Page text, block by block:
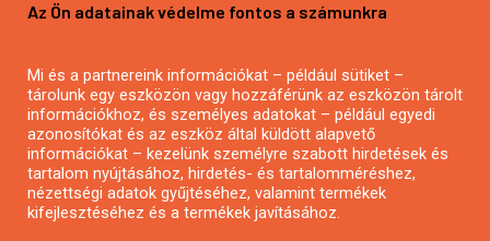
Mezőgazdasági pályázatírás
Pályázatírás civil szervezeteknek
Pályázatírás önkormányzatoknak
Pályázatfigyelés
Specifikus pályázatfigyelés vagy hírlevél
Az Ön adatainak védelme fontos a számunkra
Mi és a partnereink információkat – például sütiket –
tárolunk egy eszközön vagy hozzáférünk az eszközön tárolt
információkhoz, és személyes adatokat – például egyedi
azonosítókat és az eszköz által küldött alapvető
információkat – kezelünk személyre szabott hirdetések és
tartalom nyújtásához, hirdetés- és tartalomméréshez,
nézettségi adatok gyűjtéséhez, valamint termékek
kifejlesztéséhez és a termékek javításához.